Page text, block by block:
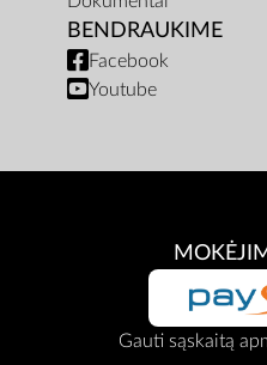
BENDRAUKIME
Facebook
Youtube
Gauti sąskaitą